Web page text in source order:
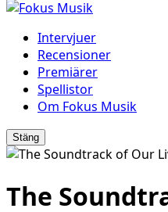
Intervjuer
Recensioner
Premiärer
Spellistor
Om Fokus Musik
Stäng
The